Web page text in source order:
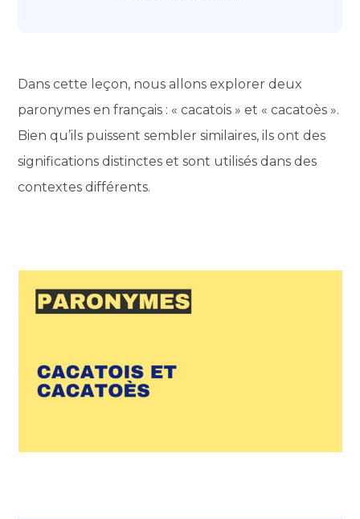
Dans cette leçon, nous allons explorer deux
paronymes en français : « cacatois » et « cacatoès ».
Bien qu’ils puissent sembler similaires, ils ont des
significations distinctes et sont utilisés dans des
contextes différents.